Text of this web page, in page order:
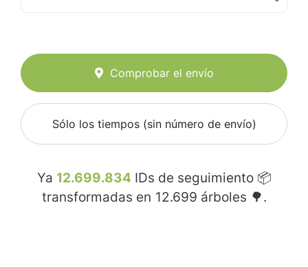
Comprobar el envío
Sólo los tiempos (sin número de envío)
Ya 12.699.834 IDs de seguimiento 📦
transformadas en 12.699 árboles 🌳.